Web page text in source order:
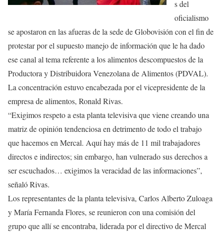
s del
oficialismo
se apostaron en las afueras de la sede de Globovisión con el fin de
protestar por el supuesto manejo de información que le ha dado
ese canal al tema referente a los alimentos descompuestos de la
Productora y Distribuidora Venezolana de Alimentos (PDVAL).
La concentración estuvo encabezada por el vicepresidente de la
empresa de alimentos, Ronald Rivas.
“Exigimos respeto a esta planta televisiva que viene creando una
matriz de opinión tendenciosa en detrimento de todo el trabajo
que hacemos en Mercal. Aquí hay más de 11 mil trabajadores
directos e indirectos; sin embargo, han vulnerado sus derechos a
ser escuchados… exigimos la veracidad de las informaciones”,
señaló Rivas.
Los representantes de la planta televisiva, Carlos Alberto Zuloaga
y María Fernanda Flores, se reunieron con una comisión del
grupo que allí se encontraba, liderada por el directivo de Mercal